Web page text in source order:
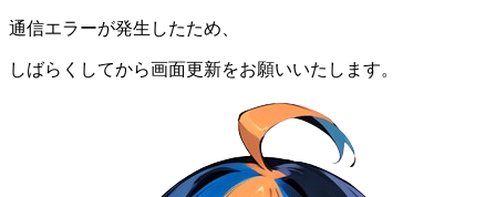
通信エラーが発生したため、
しばらくしてから画面更新をお願いいたします。